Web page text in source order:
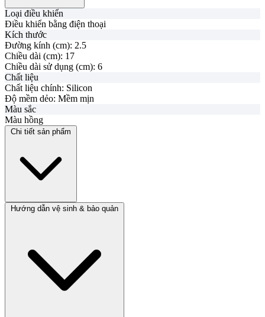
Loại điều khiển
Điều khiển bằng điện thoại
Kích thước
Đường kính (cm): 2.5
Chiều dài (cm): 17
Chiều dài sử dụng (cm): 6
Chất liệu
Chất liệu chính: Silicon
Độ mềm dẻo: Mềm mịn
Màu sắc
Màu hồng
Chi tiết sản phẩm
Hướng dẫn vệ sinh & bảo quản